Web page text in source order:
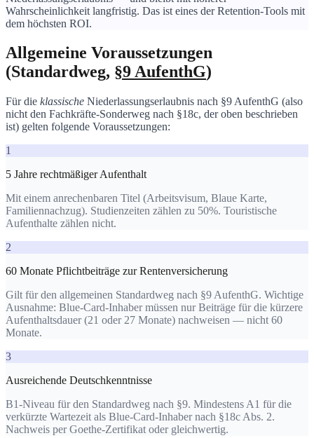
Wahrscheinlichkeit langfristig. Das ist eines der Retention-Tools mit
dem höchsten ROI.
Allgemeine Voraussetzungen
(Standardweg, §9 AufenthG)
Für die klassische Niederlassungserlaubnis nach §9 AufenthG (also
nicht den Fachkräfte-Sonderweg nach §18c, der oben beschrieben
ist) gelten folgende Voraussetzungen:
1
5 Jahre rechtmäßiger Aufenthalt
Mit einem anrechenbaren Titel (Arbeitsvisum, Blaue Karte,
Familiennachzug). Studienzeiten zählen zu 50%. Touristische
Aufenthalte zählen nicht.
2
60 Monate Pflichtbeiträge zur Rentenversicherung
Gilt für den allgemeinen Standardweg nach §9 AufenthG. Wichtige
Ausnahme: Blue-Card-Inhaber müssen nur Beiträge für die kürzere
Aufenthaltsdauer (21 oder 27 Monate) nachweisen — nicht 60
Monate.
3
Ausreichende Deutschkenntnisse
B1-Niveau für den Standardweg nach §9. Mindestens A1 für die
verkürzte Wartezeit als Blue-Card-Inhaber nach §18c Abs. 2.
Nachweis per Goethe-Zertifikat oder gleichwertig.